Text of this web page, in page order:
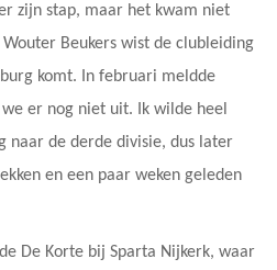
zijn stap, maar het kwam niet
Beukers wist de clubleiding
komt. In februari meldde
er nog niet uit. Ik wilde heel
naar de derde divisie, dus later
en een paar weken geleden
De Korte bij Sparta Nijkerk, waar